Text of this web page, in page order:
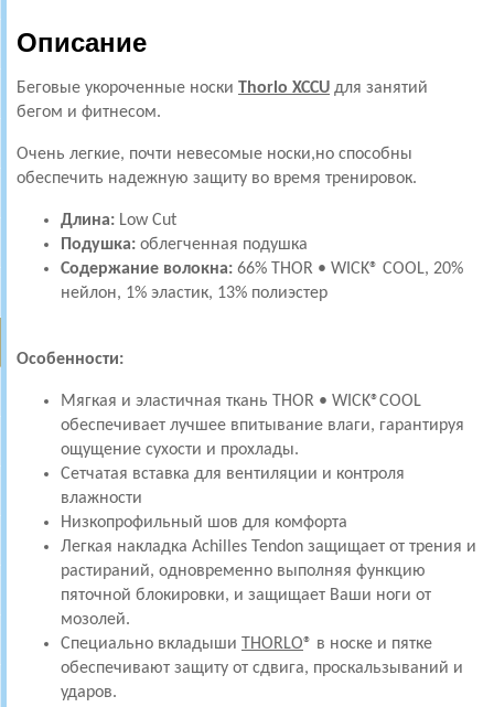
Описание
Беговые укороченные носки Thorlo XCCU для занятий
бегом и фитнесом.
Очень легкие, почти невесомые носки,но способны
обеспечить надежную защиту во время тренировок.
Длина: Low Cut
Подушка: облегченная подушка
Содержание волокна: 66% THOR • WICK® COOL, 20%
нейлон, 1% эластик, 13% полиэстер
Особенности:
Мягкая и эластичная ткань THOR • WICK®COOL
обеспечивает лучшее впитывание влаги, гарантируя
ощущение сухости и прохлады.
Сетчатая вставка для вентиляции и контроля
влажности
Низкопрофильный шов для комфорта
Легкая накладка Achilles Tendon защищает от трения и
растираний, одновременно выполняя функцию
пяточной блокировки, и защищает Ваши ноги от
мозолей.
Специально вкладыши
THORLO® в носке и пятке
обеспечивают защиту от сдвига, проскальзываний и
ударов.